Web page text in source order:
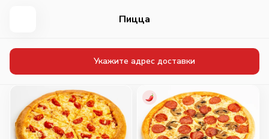
Пицца
Укажите адрес доставки